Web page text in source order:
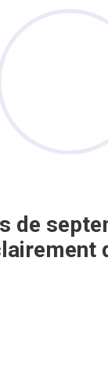
de